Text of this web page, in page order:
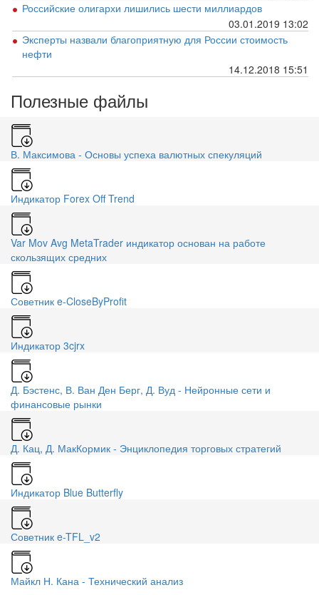
Российские олигархи лишились шести миллиардов
03.01.2019 13:02
Эксперты назвали благоприятную для России стоимость
нефти
14.12.2018 15:51
Полезные файлы
В. Максимова - Основы успеха валютных спекуляций
Индикатор Forex Off Trend
Var Mov Avg MetaTrader индикатор основан на работе
скользящих средних
Советник e-CloseByProfit
Индикатор 3cjrx
Д. Бэстенс, В. Ван Ден Берг, Д. Вуд - Нейронные сети и
финансовые рынки
Д. Кац, Д. МакКормик - Энциклопедия торговых стратегий
Индикатор Blue Butterfly
Советник e-TFL_v2
Майкл Н. Кана - Технический анализ